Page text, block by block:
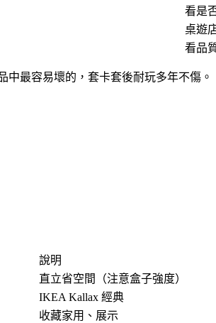
看是
桌遊
看品
最容易壞的，套卡套後耐玩多年不傷。
說明
直立省空間（注意盒子強度）
IKEA Kallax 經典
收藏家用、展示